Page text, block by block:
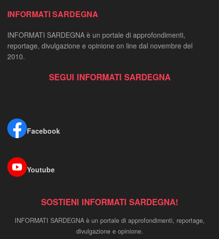
INFORMATI SARDEGNA
INFORMATI SARDEGNA è un portale di approfondimenti,
reportage, divulgazione e opinione on line dal novembre del
2010.
SEGUI INFORMATI SARDEGNA
Facebook
Youtube
SOSTIENI INFORMATI SARDEGNA!
INFORMATI SARDEGNA è un portale di approfondimenti, reportage,
divulgazione e opinione.